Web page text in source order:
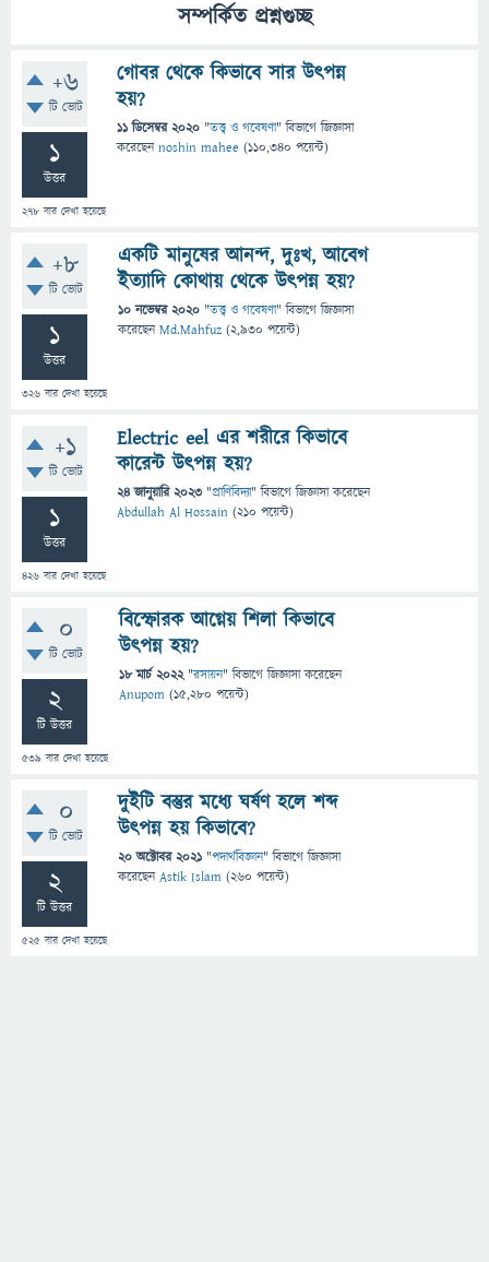
সম্পর্কিত প্রশ্নগুচ্ছ
+6
টি ভোট
1
উত্তর
278 বার দেখা হয়েছে
গোবর থেকে কিভাবে সার উৎপন্ন
হয়?
11 ডিসেম্বর 2020 "তত্ত্ব ও গবেষণা" বিভাগে জিজ্ঞাসা
করেছেনnoshin mahee (110,340 পয়েন্ট)
+8
টি ভোট
1
উত্তর
326 বার দেখা হয়েছে
একটি মানুষের আনন্দ, দুঃখ, আবেগ
ইত্যাদি কোথায় থেকে উৎপন্ন হয়?
10 নভেম্বর 2020 "তত্ত্ব ও গবেষণা" বিভাগে জিজ্ঞাসা
করেছেনMd.Mahfuz (2,930 পয়েন্ট)
+1
টি ভোট
1
উত্তর
426 বার দেখা হয়েছে
Electric eel এর শরীরে কিভাবে
কারেন্ট উৎপন্ন হয়?
24 জানুয়ারি 2023 "প্রাণিবিদ্যা" বিভাগে জিজ্ঞাসাকরেছেন
Abdullah Al Hossain (210 পয়েন্ট)
0
টি ভোট
2
টি উত্তর
539 বার দেখা হয়েছে
বিস্ফোরক আগ্নেয় শিলা কিভাবে
উৎপন্ন হয়?
18 মার্চ 2022 "রসায়ন" বিভাগে জিজ্ঞাসাকরেছেন
Anupom (15,280 পয়েন্ট)
0
টি ভোট
2
টি উত্তর
525 বার দেখা হয়েছে
দুইটি বস্তুর মধ্যে ঘর্ষণ হলে শব্দ
উৎপন্ন হয় কিভাবে?
20 অক্টোবর 2021 "পদার্থবিজ্ঞান" বিভাগে জিজ্ঞাসা
করেছেনAstik Islam (260 পয়েন্ট)